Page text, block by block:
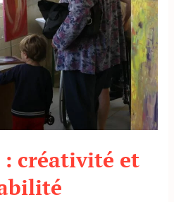
créativité et